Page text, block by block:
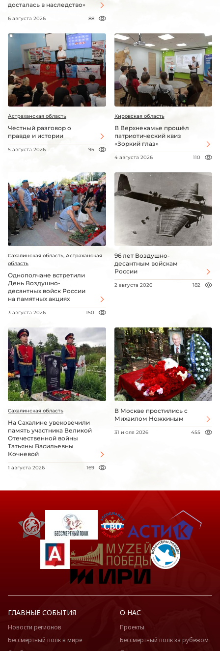
досталась в наследство»
6 августа 2026 88
Астраханская область
Честный разговор о
правде и истории
5 августа 2026 95
Кировская область
В Верхнекамье прошёл
патриотический квиз
«Зоркий глаз»
4 августа 2026 110
Сахалинская область, Астраханская
область
Однополчане встретили
День Воздушно-
десантных войск России
на памятных акциях
3 августа 2026 150
96 лет Воздушно-
десантным войскам
России
2 августа 2026 182
Сахалинская область
На Сахалине увековечили
память участника Великой
Отечественной войны
Татьяны Васильевны
Кочневой
1 августа 2026 169
В Москве простились с
Михаилом Ножкиным
31 июля 2026 455
ГЛАВНЫЕ СОБЫТИЯ
Новости регионов
Бессмертный полк в мире
О НАС
Проекты
Бессмертный полк за рубежом